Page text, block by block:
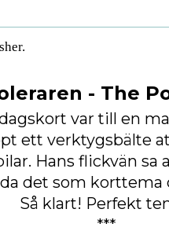
- The
var till en
ett verktygsbälte
Hans flickvän
det som korttema
Så klart! Perfekt
***